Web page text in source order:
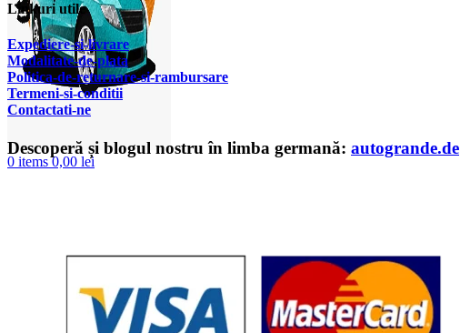
0 items 0,00 lei
Linkuri utile
Expediere-si-livrare
Modalitate-de-plata
Politica-de-returnare-si-rambursare
Termeni-si-conditii
Contactati-ne
Descoperă și blogul nostru în limba germană: autogrande.de